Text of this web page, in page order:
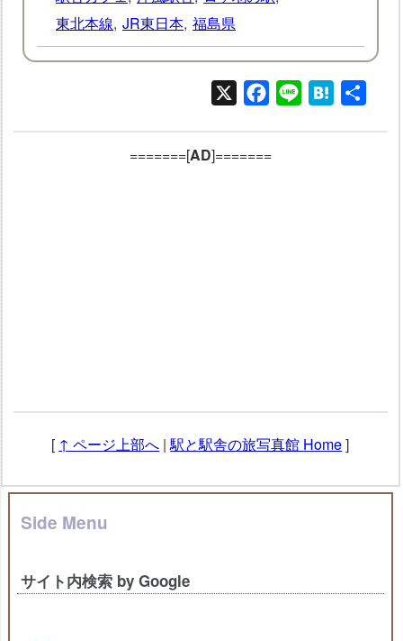
東北本線, JR東日本, 福島県
Facebook
Line Hatena
=======[AD]=======
[ ↑ ページ上部へ |駅と駅舎の旅写真館 Home]
Side Menu
サイト内検索 by Google